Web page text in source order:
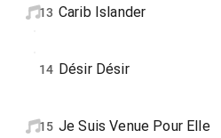
13 Carib Islander
14 Désir Désir
15 Je Suis Venue Pour Elle